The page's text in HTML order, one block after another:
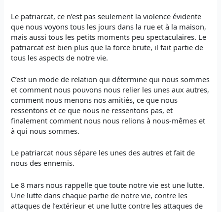
Le patriarcat, ce n’est pas seulement la violence évidente
que nous voyons tous les jours dans la rue et à la maison,
mais aussi tous les petits moments peu spectaculaires. Le
patriarcat est bien plus que la force brute, il fait partie de
tous les aspects de notre vie.
C’est un mode de relation qui détermine qui nous sommes
et comment nous pouvons nous relier les unes aux autres,
comment nous menons nos amitiés, ce que nous
ressentons et ce que nous ne ressentons pas, et
finalement comment nous nous relions à nous-mêmes et
à qui nous sommes.
Le patriarcat nous sépare les unes des autres et fait de
nous des ennemis.
Le 8 mars nous rappelle que toute notre vie est une lutte.
Une lutte dans chaque partie de notre vie, contre les
attaques de l’extérieur et une lutte contre les attaques de